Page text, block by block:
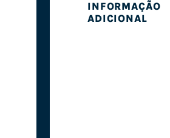
INFORMAÇÃO
ADICIONAL